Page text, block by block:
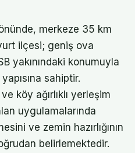
merkeze 35 km
ilçesi; geniş ova
yakınındaki konumuyla
sahiptir.
köy ağırlıklı yerleşim
uygulamalarında
ve zemin hazırlığının
belirlemektedir.